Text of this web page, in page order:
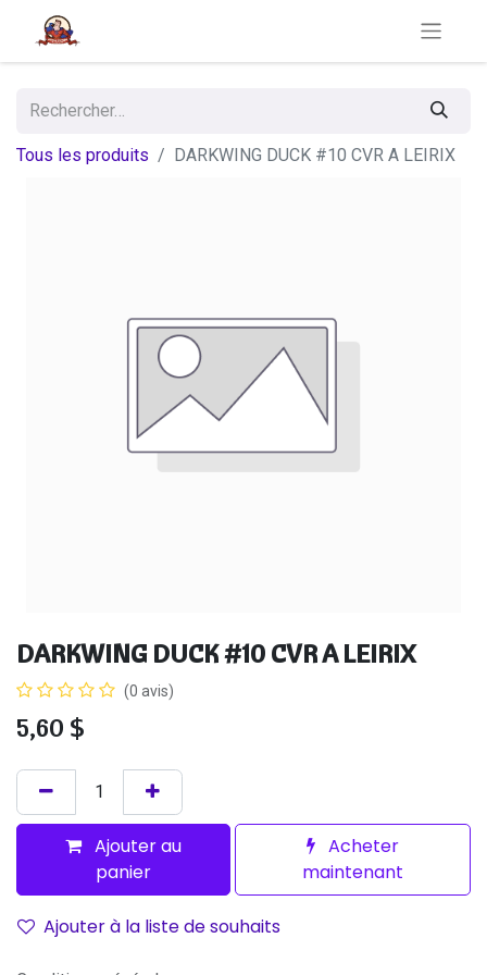
Tous les produits DARKWING DUCK #10 CVR A LEIRIX
DARKWING DUCK #10 CVR A LEIRIX
(0 avis)
5,60 $
Ajouter au
panier
Acheter
maintenant
Ajouter à la liste de souhaits